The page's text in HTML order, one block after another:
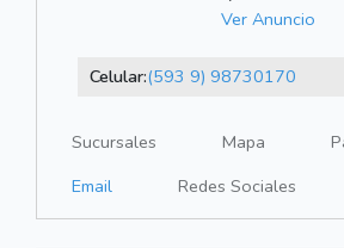
Ver Anuncio
Celular:(593 9) 98730170
Sucursales Mapa
Email
Redes Sociales